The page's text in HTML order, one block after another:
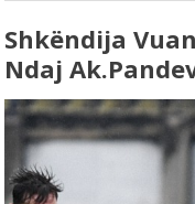
Shkëndija
Ndaj